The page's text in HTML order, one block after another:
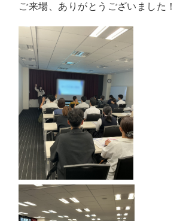
ご来場、ありがとうございました！